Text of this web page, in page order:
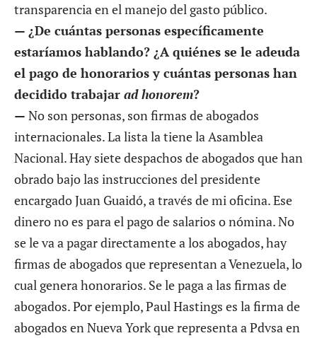
transparencia en el manejo del gasto público.
— ¿De cuántas personas específicamente
estaríamos hablando? ¿A quiénes se le adeuda
el pago de honorarios y cuántas personas han
decidido trabajar ad honorem?
— No son personas, son firmas de abogados
internacionales. La lista la tiene la Asamblea
Nacional. Hay siete despachos de abogados que han
obrado bajo las instrucciones del presidente
encargado Juan Guaidó, a través de mi oficina. Ese
dinero no es para el pago de salarios o nómina. No
se le va a pagar directamente a los abogados, hay
firmas de abogados que representan a Venezuela, lo
cual genera honorarios. Se le paga a las firmas de
abogados. Por ejemplo, Paul Hastings es la firma de
abogados en Nueva York que representa a Pdvsa en